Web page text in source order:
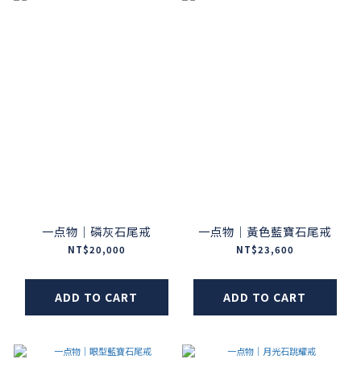
一点物｜磷灰石尾戒
NT$20,000
ADD TO CART
一点物｜黃色藍寶石尾戒
NT$23,600
ADD TO CART